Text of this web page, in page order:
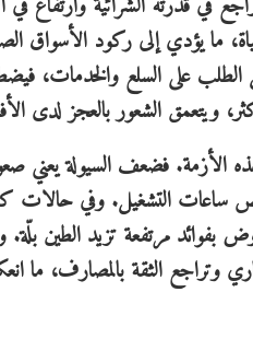
ما يؤدي إلى ركود الأسواق
الطلب على السلع والخدمات،
ويتعمق الشعور بالعجز لدى
الأزمة. فضعف السيولة يعني
ساعات التشغيل. وفي حالات
مرتفعة تزيد الطين بلّة.
وتراجع الثقة بالمصارف، ما